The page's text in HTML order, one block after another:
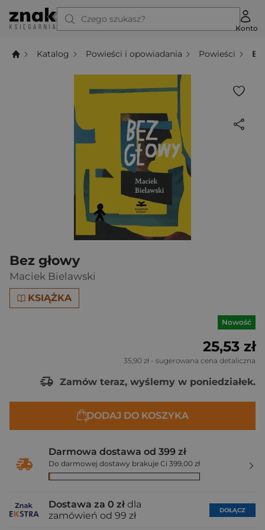
Czego szukasz?
Konto
Katalog Powieści i opowiadania Powieści
Bez głowy
Maciek Bielawski
KSIĄŻKA
Nowość
25,53 zł
35,90 zł - sugerowana cena detaliczna
Zamów teraz, wyślemy w poniedziałek.
DODAJ DO KOSZYKA
Darmowa dostawa od 399 zł
Do darmowej dostawy brakuje Ci 399,00 zł
Dostawa za 0 zł dla
zamówień od 99 zł
DOŁĄCZ